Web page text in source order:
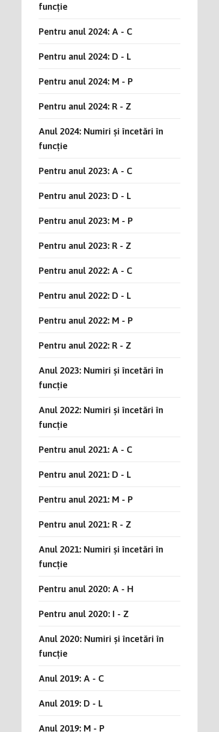
funcție
Pentru anul 2024: A - C
Pentru anul 2024: D - L
Pentru anul 2024: M - P
Pentru anul 2024: R - Z
Anul 2024: Numiri și încetări în
funcție
Pentru anul 2023: A - C
Pentru anul 2023: D - L
Pentru anul 2023: M - P
Pentru anul 2023: R - Z
Pentru anul 2022: A - C
Pentru anul 2022: D - L
Pentru anul 2022: M - P
Pentru anul 2022: R - Z
Anul 2023: Numiri și încetări în
funcție
Anul 2022: Numiri și încetări în
funcție
Pentru anul 2021: A - C
Pentru anul 2021: D - L
Pentru anul 2021: M - P
Pentru anul 2021: R - Z
Anul 2021: Numiri și încetări în
funcție
Pentru anul 2020: A - H
Pentru anul 2020: I - Z
Anul 2020: Numiri și încetări în
funcție
Anul 2019: A - C
Anul 2019: D - L
Anul 2019: M - P